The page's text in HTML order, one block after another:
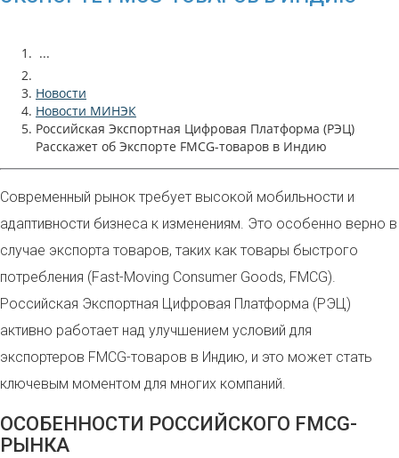
...
Новости
Новости МИНЭК
Российская Экспортная Цифровая Платформа (РЭЦ)
Расскажет об Экспорте FMCG-товаров в Индию
Современный рынок требует высокой мобильности и
адаптивности бизнеса к изменениям. Это особенно верно в
случае экспорта товаров, таких как товары быстрого
потребления (Fast-Moving Consumer Goods, FMCG).
Российская Экспортная Цифровая Платформа (РЭЦ)
активно работает над улучшением условий для
экспортеров FMCG-товаров в Индию, и это может стать
ключевым моментом для многих компаний.
ОСОБЕННОСТИ РОССИЙСКОГО FMCG-
РЫНКА